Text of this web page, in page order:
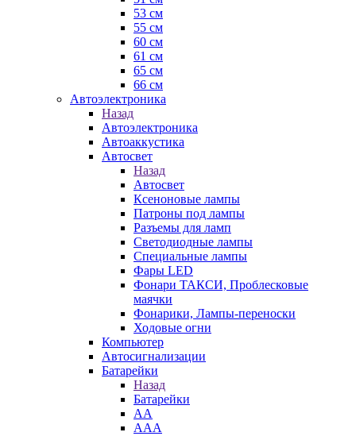
53 см
55 см
60 см
61 см
65 см
66 см
Автоэлектроника
Назад
Автоэлектроника
Автоаккустика
Автосвет
Назад
Автосвет
Ксеноновые лампы
Патроны под лампы
Разъемы для ламп
Светодиодные лампы
Специальные лампы
Фары LED
Фонари ТАКСИ, Проблесковые
маячки
Фонарики, Лампы-переноски
Ходовые огни
Компьютер
Автосигнализации
Батарейки
Назад
Батарейки
AA
AAA